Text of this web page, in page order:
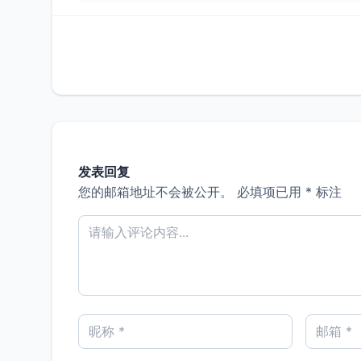
发表回复
您的邮箱地址不会被公开。
必填项已用 * 标注